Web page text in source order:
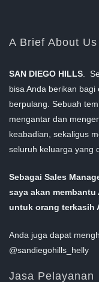
A Brief About Us
SAN DIEGO HILLS .
bisa Anda berikan
berpulang. Sebuah
mengantar dan
keabadian, sekaligus
seluruh keluarga yang
Sebagai Sales
saya akan
untuk orang terkasih
Anda juga dapat
@sandiegohills_helly
Jasa Pelayanan